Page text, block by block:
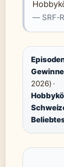
— SRF-
2026) ·